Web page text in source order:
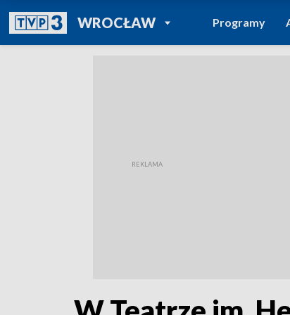
WROCŁAWPOWRÓT DO
TVP REGIONY
Programy